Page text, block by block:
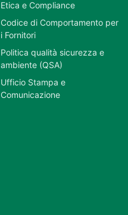
Etica e Compliance
Codice di Comportamento per
i Fornitori
Politica qualità sicurezza e
ambiente (QSA)
Ufficio Stampa e
Comunicazione